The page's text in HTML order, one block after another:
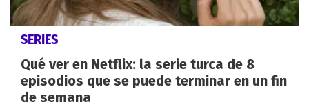
SERIES
Qué ver en Netflix: la serie turca de 8
episodios que se puede terminar en un fin
de semana